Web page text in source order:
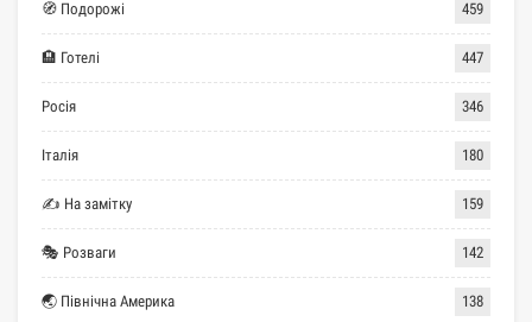
🧭 Подорожі 459
🏨 Готелі 447
Росія 346
Італія 180
✍ На замітку 159
🎭 Розваги 142
🌏 Північна Америка 138